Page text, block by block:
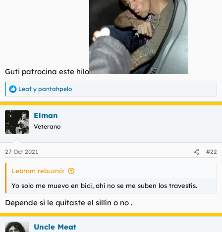
Guti patrocina este hilo
R
e
a
c
c
i
e
s
Leaf y pantahpelo
Elman
Veterano
27 Oct 2021 #22
Lebrom rebuznó:
Yo solo me muevo en bici, ahí no se me suben los travestis.
Depende si le quitaste el sillín o no .
Uncle Meat